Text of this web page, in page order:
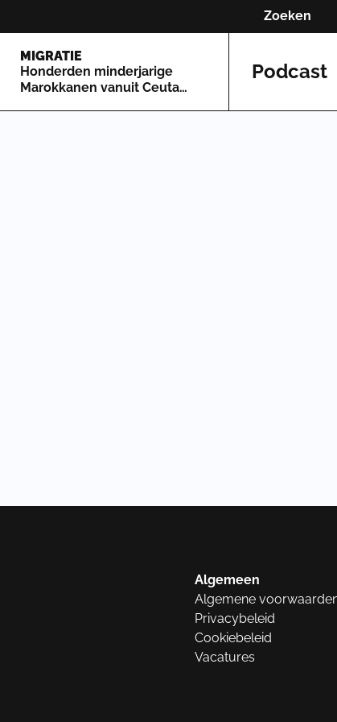
Zoeken
MIGRATIE
Honderden minderjarige
Marokkanen vanuit Ceuta
Podcast
Algemeen
Algemene
Privacybeleid
Cookiebeleid
Vacatures